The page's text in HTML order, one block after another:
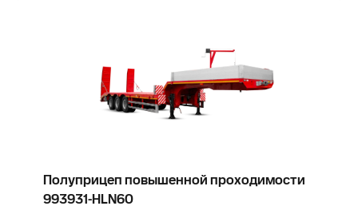
Полуприцеп повышенной проходимости
993931-HLN60